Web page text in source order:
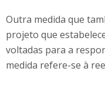
Outra medida que
projeto que
voltadas para a
medida refere-se à